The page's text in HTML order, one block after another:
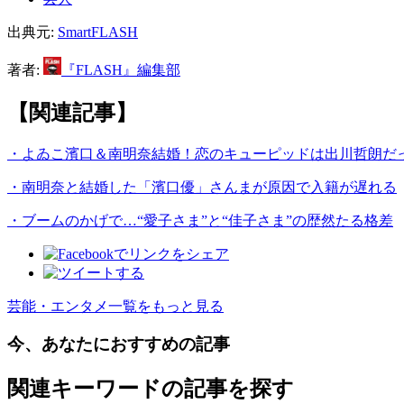
出典元: SmartFLASH
著者: 『FLASH』編集部
【関連記事】
・よゐこ濱口＆南明奈結婚！恋のキューピッドは出川哲朗だ
・南明奈と結婚した「濱口優」さんまが原因で入籍が遅れる
・ブームのかげで…“愛子さま”と“佳子さま”の歴然たる格差
芸能・エンタメ一覧をもっと見る
今、あなたにおすすめの記事
関連キーワードの記事を探す